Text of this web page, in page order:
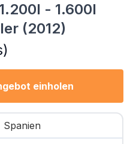
- 1.600l
(2012)
einholen
Spanien